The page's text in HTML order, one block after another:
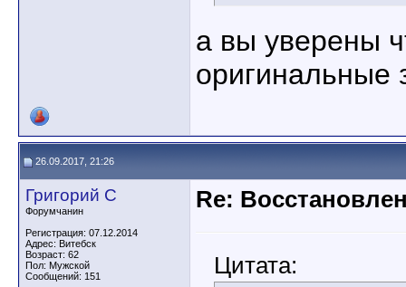
а вы уверены
оригинальные
26.09.2017, 21:26
Григорий С
Форумчанин
Регистрация: 07.12.2014
Адрес: Витебск
Возраст: 62
Пол: Мужской
Сообщений: 151
Re:
Цитата: